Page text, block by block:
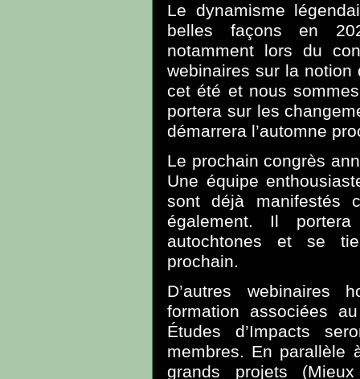
Le dynamisme
belles façons en
notamment lors du
webinaires sur la notion
cet été et nous
portera sur les
démarrera l’automne
Le prochain congrès
Une équipe
sont déjà manifestés
également. Il
autochtones et se
prochain.
D’autres webinaires
formation associées
Études d’Impacts
membres. En parallèle
grands projets